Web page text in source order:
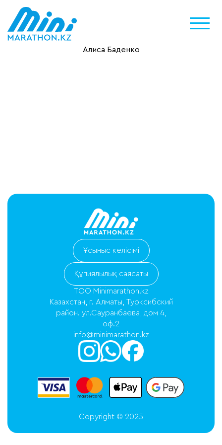
Алиса Баденко
Ұсыныс келісімі
Құпиялылық саясаты
ТОО Minimarathon.kz
Казахстан, г. Алматы, Турксибский
район. ул.Сауранбаева, дом 4,
оф.2
info@minimarathon.kz
Copyright © 2025